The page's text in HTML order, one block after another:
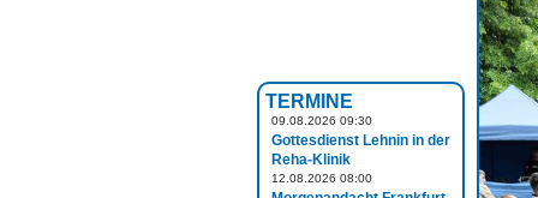
TERMINE
09.08.2026 09:30
Gottesdienst Lehnin in der
Reha-Klinik
12.08.2026 08:00